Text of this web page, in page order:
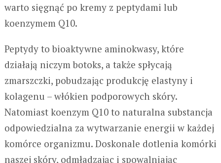
warto sięgnąć po kremy z peptydami lub
koenzymem Q10.
Peptydy to bioaktywne aminokwasy, które
działają niczym botoks, a także spłycają
zmarszczki, pobudzając produkcję elastyny i
kolagenu – włókien podporowych skóry.
Natomiast koenzym Q10 to naturalna substancja
odpowiedzialna za wytwarzanie energii w każdej
komórce organizmu. Doskonale dotlenia komórki
naszej skóry, odmładzając i spowalniając